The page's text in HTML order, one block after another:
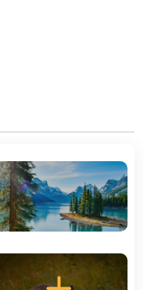
ROSE-DU-
em direção à região
numa cabana de
tradições folclóricas
Depois de aprender
xarope de ácer, será